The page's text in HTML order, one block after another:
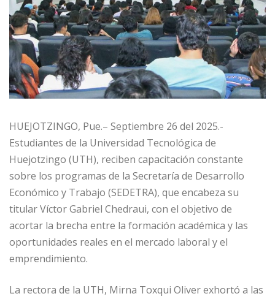
HUEJOTZINGO, Pue.– Septiembre 26 del 2025.-
Estudiantes de la Universidad Tecnológica de
Huejotzingo (UTH), reciben capacitación constante
sobre los programas de la Secretaría de Desarrollo
Económico y Trabajo (SEDETRA), que encabeza su
titular Víctor Gabriel Chedraui, con el objetivo de
acortar la brecha entre la formación académica y las
oportunidades reales en el mercado laboral y el
emprendimiento.
La rectora de la UTH, Mirna Toxqui Oliver exhortó a las